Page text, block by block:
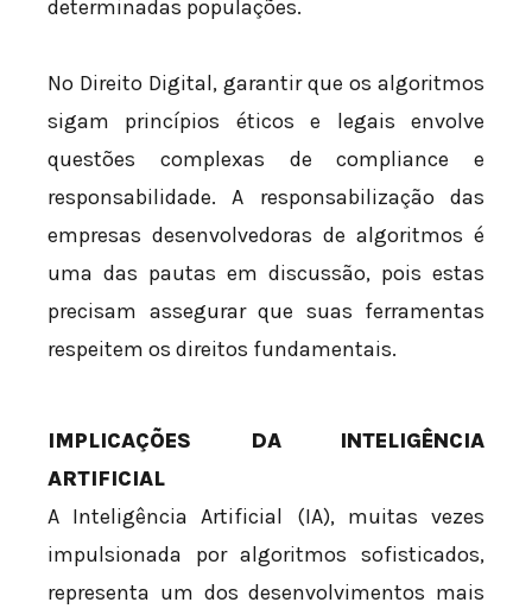
determinadas populações.
No Direito Digital, garantir que os algoritmos
sigam princípios éticos e legais envolve
questões complexas de compliance e
responsabilidade. A responsabilização das
empresas desenvolvedoras de algoritmos é
uma das pautas em discussão, pois estas
precisam assegurar que suas ferramentas
respeitem os direitos fundamentais.
IMPLICAÇÕES DA INTELIGÊNCIA
ARTIFICIAL
A Inteligência Artificial (IA), muitas vezes
impulsionada por algoritmos sofisticados,
representa um dos desenvolvimentos mais